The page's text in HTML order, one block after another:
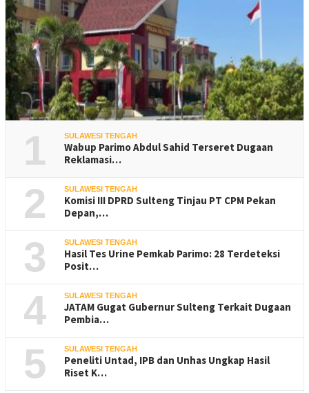
1 SULAWESI TENGAH
Wabup Parimo Abdul Sahid Terseret Dugaan
Reklamasi…
2 SULAWESI TENGAH
Komisi III DPRD Sulteng Tinjau PT CPM Pekan
Depan,…
3 SULAWESI TENGAH
Hasil Tes Urine Pemkab Parimo: 28 Terdeteksi
Posit…
4 SULAWESI TENGAH
JATAM Gugat Gubernur Sulteng Terkait Dugaan
Pembia…
5 SULAWESI TENGAH
Peneliti Untad, IPB dan Unhas Ungkap Hasil
Riset K…